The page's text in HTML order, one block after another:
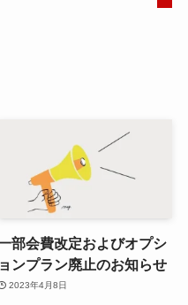
部会費改定およびオプシ
ョンプラン廃止のお知らせ
2023年4月8日